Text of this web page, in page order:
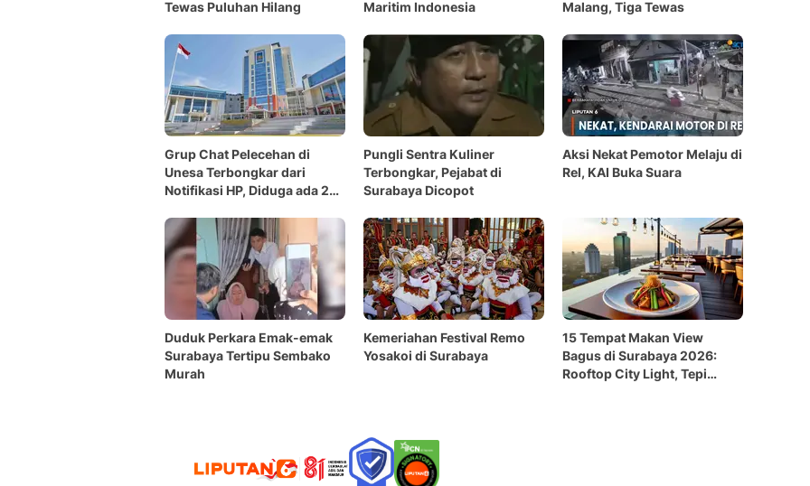
Tewas Puluhan Hilang
Maritim Indonesia
Malang, Tiga Tewas
Grup Chat Pelecehan di
Unesa Terbongkar dari
Notifikasi HP, Diduga ada 26
Pungli Sentra Kuliner
Terbongkar, Pejabat di
Surabaya Dicopot
Aksi Nekat Pemotor Melaju di
Rel, KAI Buka Suara
Duduk Perkara Emak-emak
Surabaya Tertipu Sembako
Murah
Kemeriahan Festival Remo
Yosakoi di Surabaya
15 Tempat Makan View
Bagus di Surabaya 2026:
Rooftop City Light, Tepi